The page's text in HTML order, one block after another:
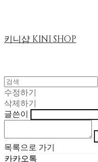
키니샵 KINI SHOP
수정하기
삭제하기
글쓴이
목록으로 가기
카카오톡